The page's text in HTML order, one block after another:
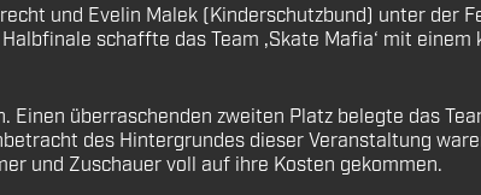
und Evelin Malek (Kinderschutzbund) unter der
schaffte das Team ‚Skate Mafia‘ mit einem
überraschenden zweiten Platz belegte das
des Hintergrundes dieser Veranstaltung
und Zuschauer voll auf ihre Kosten gekommen.